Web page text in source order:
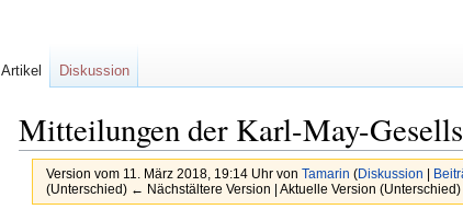
Mitteilungen der Karl-May-
Version vom 11. März 2018, 19:14 Uhr von Tamarin (Diskussion
(Unterschied) ← Nächstältere Version | Aktuelle Version
Artikel Diskussion